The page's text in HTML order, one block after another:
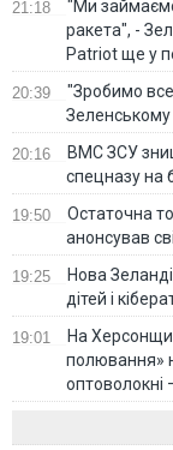
21:18
"Ми
ракета", -
Patriot ще у
20:39
"Зробимо
Зеленському
20:16
ВМС ЗСУ
спецназу на
19:50
Остаточна
анонсував
19:25
Нова
дітей і
19:01
На
полювання»